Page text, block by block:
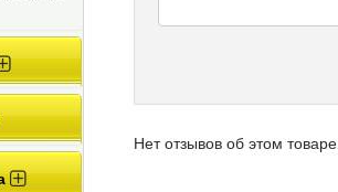
Нет отзывов об этом товаре.